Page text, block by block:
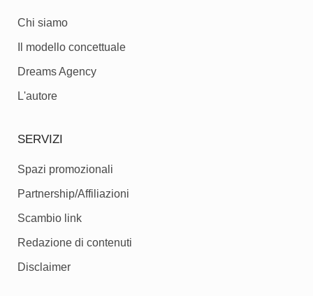
Chi siamo
Il modello concettuale
Dreams Agency
L'autore
SERVIZI
Spazi promozionali
Partnership/Affiliazioni
Scambio link
Redazione di contenuti
Disclaimer